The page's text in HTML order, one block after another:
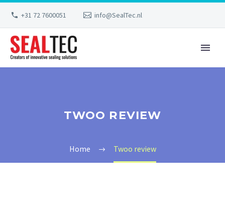
+31 72 7600051 info@SealTec.nl
TWOO REVIEW
Home Twoo review